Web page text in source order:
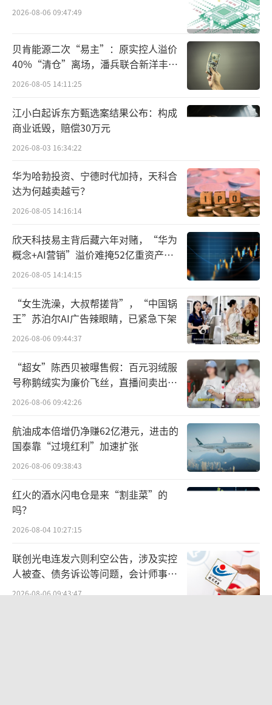
计算），其中有收益数据的891只产品的算术平
均七日年化收益率为1.39%，中位数为1.4
1%。回望去年年初，货币基金的算术平均七日
年化收益率尚在2.45%左右。
年化收益率超过2%，880只货币基金的七日年
化收益率不足2%，占比高达99%。
以全市场规模最大的货币基金天弘余额宝
为例，截至1月13日，余额宝七日年化收益率下
探至1.19%，而在去年年初，其7日年化收益率
回溯至2014年1月，天弘余额宝的收益曾达
到6.7%。种种数据无不表明，货币基金收益率
已大面积进入“1”时代。崔先生感慨地说
道“那个曾经只需‘躺赚’就能轻松获取可观
收益的时代，已经一去不复返。”
仍有下行压力
曾经让投资者“躺赚”的理财神器，缘何
华东某公募基金人士表示，宏观经济环境
变化，市场流动性较为宽松，货币市场利率随
之下降，货币基金主要投资于货币市场工具，
如短期国债、银行定期存款、大额存单等，这
此外，去年11月底市场利率定价自律机制
发布《关于优化非银同业存款利率自律管理的
2026-08-06 09:47:49
贝肯能源二次“易主”：原实控人溢价
40%“清仓”离场，潘兵联合新洋丰、
宏科百世拟入主
2026-08-05 14:11:25
江小白起诉东方甄选案结果公布：构成
商业诋毁，赔偿30万元
2026-08-03 16:34:22
华为哈勃投资、宁德时代加持，天科合
达为何越卖越亏？
2026-08-05 14:16:14
欣天科技易主背后藏六年对赌，“华为
概念+AI营销”溢价难掩52亿重资产考
验
2026-08-05 14:14:15
“女生洗澡，大叔帮搓背”，“中国锅
王”苏泊尔AI广告辣眼睛，已紧急下架
2026-08-06 09:44:37
“超女”陈西贝被曝售假：百元羽绒服
号称鹅绒实为廉价飞丝，直播间卖出超
百万元
2026-08-06 09:42:26
航油成本倍增仍净赚62亿港元，进击的
国泰靠“过境红利”加速扩张
2026-08-06 09:38:43
红火的酒水闪电仓是来“割韭菜”的
吗？
2026-08-04 10:27:15
联创光电连发六则利空公告，涉及实控
人被查、债务诉讼等问题，会计师事务
所曾出具“保留意见”
2026-08-06 09:43:47